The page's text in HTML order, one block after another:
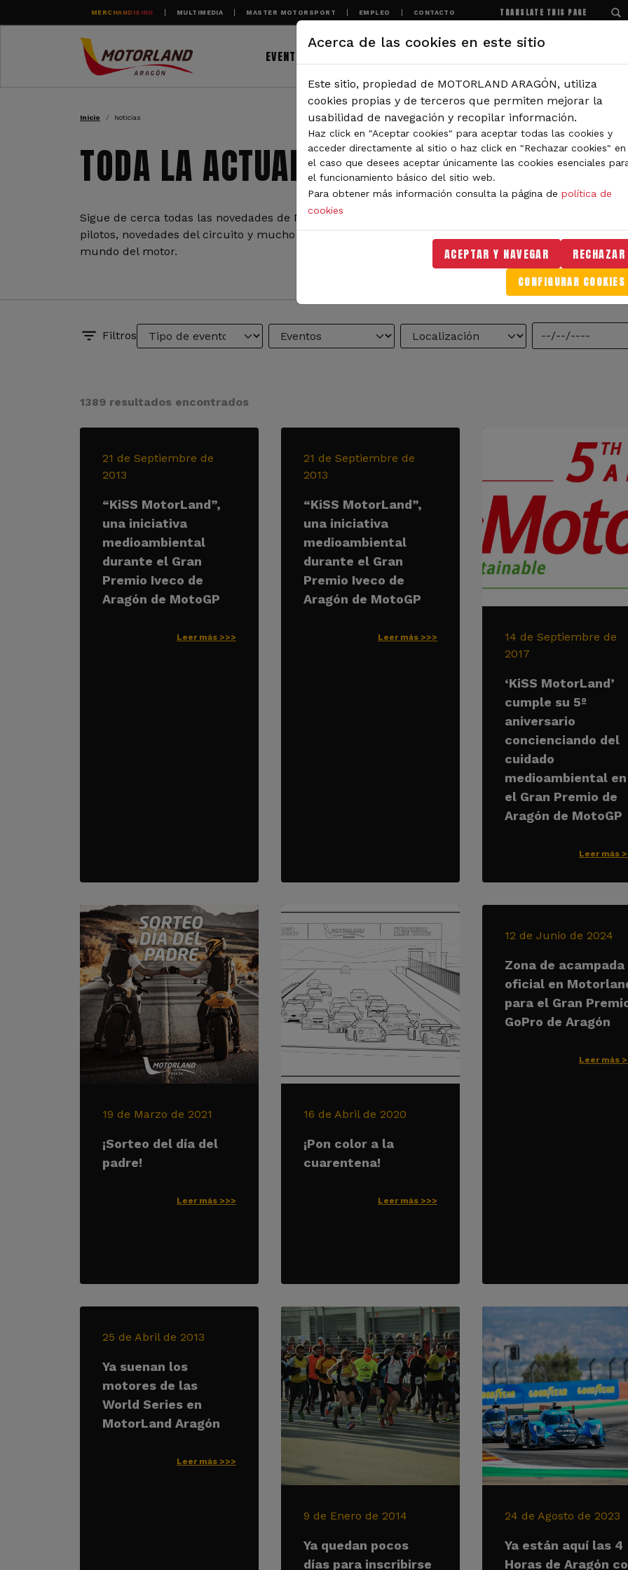
Pasar al contenido principal
MERCHANDISING MULTIMEDIA MASTER MOTORSPORT EMPLEO CONTACTO TRANSLATE THIS PAGE
EVENTOS
RUTA DE NAVEGACIÓN
Inicio Noticias
TODA LA ACTUALIDAD DE MOTORLAND
Sigue de cerca todas las novedades de MotorLand Aragón. Aquí encontrarás noticias sobre eventos,
pilotos, novedades del circuito y mucho más. Filtra por categoría o tipo de contenido y no te pierdas
mundo del motor.
Filtros
1389 resultados encontrados
21 de Septiembre de
2013
“KiSS MotorLand”,
una iniciativa
medioambiental
durante el Gran
Premio Iveco de
Aragón de MotoGP
Leer más >>>
21 de Septiembre de
2013
“KiSS MotorLand”,
una iniciativa
medioambiental
durante el Gran
Premio Iveco de
Aragón de MotoGP
Leer más >>>
14 de Septiembre de
2017
‘KiSS MotorLand’
cumple su 5º
aniversario
concienciando del
cuidado
medioambiental en
el Gran Premio de
Aragón de MotoGP
Leer más
19 de Marzo de 2021
¡Sorteo del día del
padre!
Leer más >>>
16 de Abril de 2020
¡Pon color a la
cuarentena!
Leer más >>>
12 de Junio de 2024
Zona de acampada
oficial en
para el Gran
GoPro de Aragón
Leer más
25 de Abril de 2013
Ya suenan los
motores de las
World Series en
MotorLand Aragón
Leer más >>>
9 de Enero de 2014
Ya quedan pocos
días para inscribirse
24 de Agosto de 2023
Ya están aquí las 4
Horas de Aragón
Acerca de las cookies en este sitio
Este sitio, propiedad de MOTORLAND ARAGÓN, utiliza
cookies propias y de terceros que permiten mejorar la
usabilidad de navegación y recopilar información.
Haz click en "Aceptar cookies" para aceptar todas las cookies y
acceder directamente al sitio o haz click en "Rechazar cookies" en
el caso que desees aceptar únicamente las cookies esenciales
el funcionamiento básico del sitio web.
Para obtener más información consulta la página de política de
cookies
ACEPTAR Y NAVEGAR RECHAZAR
CONFIGURAR COOKIES